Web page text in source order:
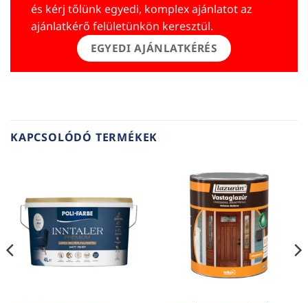
és kérj tőlünk egyedi, komplex ajánlatot az
ajánlatkérő felületünkön keresztül.
EGYEDI AJÁNLATKÉRÉS
KAPCSOLÓDÓ TERMÉKEK